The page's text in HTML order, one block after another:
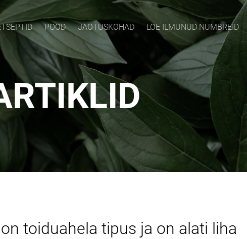
POOD JAOTUSKOHAD LOE ILMUNUD NUMBREID
toiduahela tipus ja on alati liha